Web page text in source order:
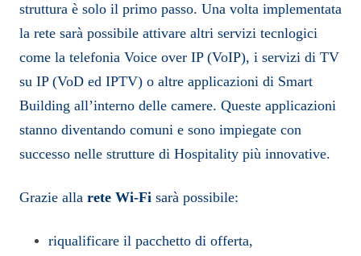
struttura è solo il primo passo. Una volta implementata
la rete sarà possibile attivare altri servizi tecnlogici
come la telefonia Voice over IP (VoIP), i servizi di TV
su IP (VoD ed IPTV) o altre applicazioni di Smart
Building all’interno delle camere. Queste applicazioni
stanno diventando comuni e sono impiegate con
successo nelle strutture di Hospitality più innovative.
Grazie alla rete Wi-Fi sarà possibile:
riqualificare il pacchetto di offerta,